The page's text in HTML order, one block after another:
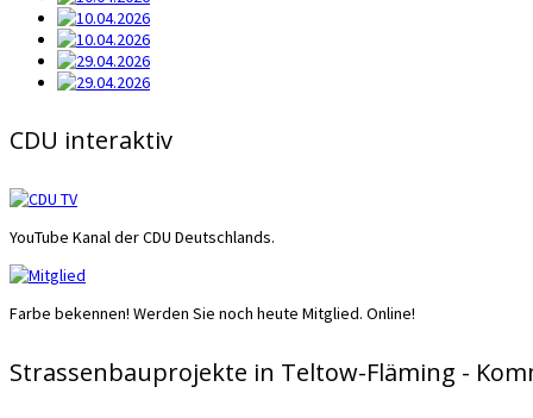
CDU interaktiv
YouTube Kanal der CDU Deutschlands.
Farbe bekennen! Werden Sie noch heute Mitglied. Online!
Strassenbauprojekte in Teltow-Fläming -